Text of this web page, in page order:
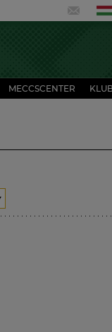
MECCSCENTER